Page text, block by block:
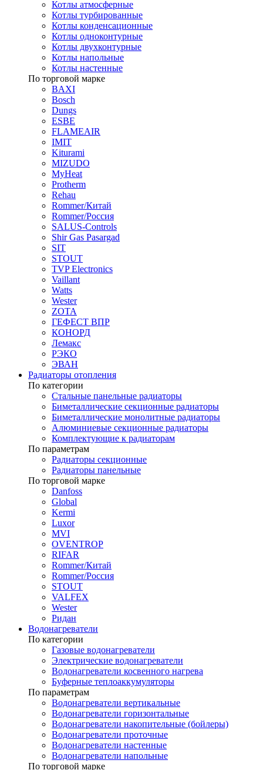
Котлы атмосферные
Котлы турбированные
Котлы конденсационные
Котлы одноконтурные
Котлы двухконтурные
Котлы напольные
Котлы настенные
По торговой марке
BAXI
Bosch
Dungs
ESBE
FLAMEAIR
IMIT
Kiturami
MIZUDO
MyHeat
Protherm
Rehau
Rommer/Китай
Rommer/Россия
SALUS-Controls
Shir Gas Pasargad
SIT
STOUT
TVP Electronics
Vaillant
Watts
Wester
ZOTA
ГЕФЕСТ ВПР
КОНОРД
Лемакс
РЭКО
ЭВАН
Радиаторы отопления
По категории
Стальные панельные радиаторы
Биметаллические секционные радиаторы
Биметаллические монолитные радиаторы
Алюминиевые секционные радиаторы
Комплектующие к радиаторам
По параметрам
Радиаторы секционные
Радиаторы панельные
По торговой марке
Danfoss
Global
Kermi
Luxor
MVI
OVENTROP
RIFAR​
Rommer/Китай
Rommer/Россия
STOUT
VALFEX
Wester
Ридан
Водонагреватели
По категории
Газовые водонагреватели
Электрические водонагреватели
Водонагреватели косвенного нагрева
Буферные теплоаккумуляторы
По параметрам
Водонагреватели вертикальные
Водонагреватели горизонтальные
Водонагреватели накопительные (бойлеры)
Водонагреватели проточные
Водонагреватели настенные
Водонагреватели напольные
По торговой марке